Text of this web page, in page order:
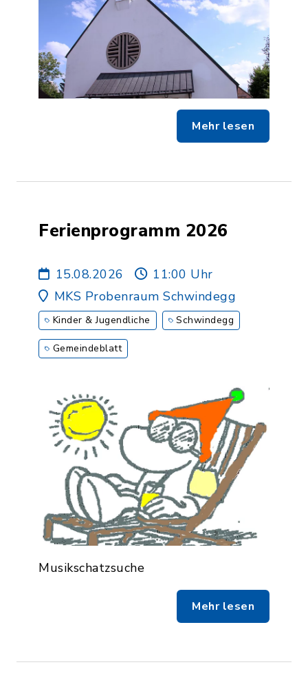
Mehr lesen
Ferienprogramm 2026
15.08.2026
11:00 Uhr
MKS Probenraum Schwindegg
Kinder & Jugendliche Schwindegg
Gemeindeblatt
Musikschatzsuche
Mehr lesen